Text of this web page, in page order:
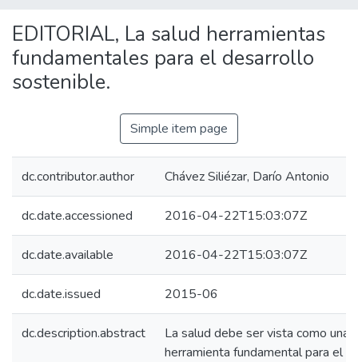
EDITORIAL, La salud herramientas
fundamentales para el desarrollo
sostenible.
Simple item page
dc.contributor.author Chávez Siliézar, Darío Antonio
dc.date.accessioned 2016-04-22T15:03:07Z
dc.date.available 2016-04-22T15:03:07Z
dc.date.issued 2015-06
dc.description.abstract
La salud debe ser vista como una
herramienta fundamental para el